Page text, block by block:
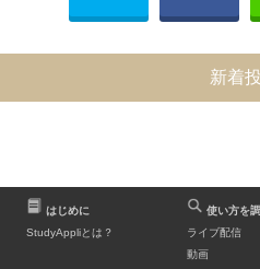
新着
はじめに
StudyAppliとは？
使い方を
ライブ配信
動画